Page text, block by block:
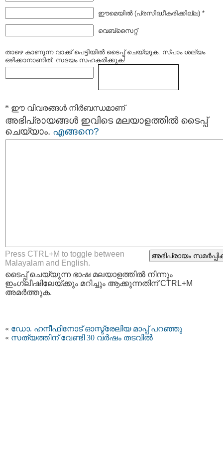
ഈമെയില്‍ (പ്രസിദ്ധീകരിക്കില്ല) *
വെബ്സൈറ്റ്
താഴെ കാണുന്ന വാക്ക് പെട്ടിയില്‍ ടൈപ്പ്‌ ചെയ്യുക. സ്പാം ശല്യം
ഒഴിക്കാനാണിത്. സദയം സഹകരിക്കുക!
* ഈ വിവരങ്ങള്‍ നിര്‍ബന്ധമാണ്
അഭിപ്രായങ്ങള്‍ ഇവിടെ മലയാളത്തില്‍ ടൈപ്പ്
ചെയ്യാം. എങ്ങനെ?
Press CTRL+M to toggle between
Malayalam and English.
ടൈപ്പ്‌ ചെയ്യുന്ന ഭാഷ മലയാളത്തില്‍ നിന്നും
ഇംഗ്ലീഷിലേയ്ക്കും മറിച്ചും ആക്കുന്നതിന് CTRL+M
അമര്‍ത്തുക.
« ഡോ. ഹനീഫിനോട് ഓസ്ട്രേലിയ മാപ്പ് പറഞ്ഞു
« സത്യത്തിന് വേണ്ടി 30 വര്‍ഷം തടവില്‍